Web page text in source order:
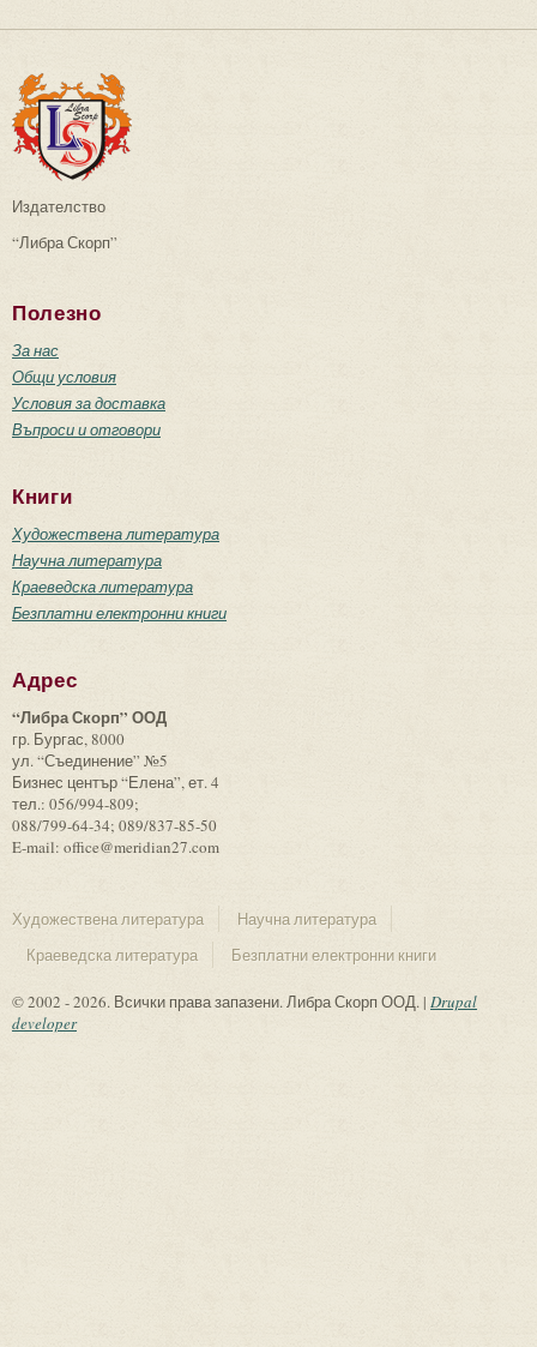
Издателство
“Либра Скорп”
Полезно
За нас
Общи условия
Условия за доставка
Въпроси и отговори
Книги
Художествена литература
Научна литература
Краеведска литература
Безплатни електронни книги
Адрес
“Либра Скорп” ООД
гр. Бургас, 8000
ул. “Съединение” №5
Бизнес център “Елена”, ет. 4
тел.: 056/994-809;
088/799-64-34; 089/837-85-50
E-mail: office@meridian27.com
Художествена литература
Научна литература
Краеведска литература
Безплатни електронни книги
© 2002 - 2026. Всички права запазени. Либра Скорп ООД. | Drupal
developer